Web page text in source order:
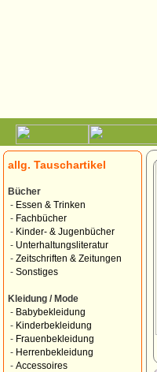
allg. Tauschartikel
Bücher
- Essen & Trinken
- Fachbücher
- Kinder- & Jugenbücher
- Unterhaltungsliteratur
- Zeitschriften & Zeitungen
- Sonstiges
Kleidung / Mode
- Babybekleidung
- Kinderbekleidung
- Frauenbekleidung
- Herrenbekleidung
- Accessoires